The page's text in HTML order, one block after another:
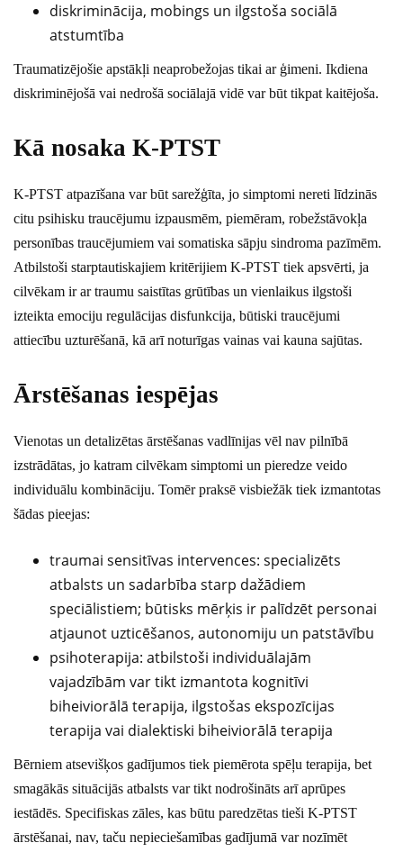
diskriminācija, mobings un ilgstoša sociālā
atstumtība
Traumatizējošie apstākļi neaprobežojas tikai ar ģimeni. Ikdiena
diskriminējošā vai nedrošā sociālajā vidē var būt tikpat kaitējoša.
Kā nosaka K-PTST
K-PTST atpazīšana var būt sarežģīta, jo simptomi nereti līdzinās
citu psihisku traucējumu izpausmēm, piemēram, robežstāvokļa
personības traucējumiem vai somatiska sāpju sindroma pazīmēm.
Atbilstoši starptautiskajiem kritērijiem K-PTST tiek apsvērti, ja
cilvēkam ir ar traumu saistītas grūtības un vienlaikus ilgstoši
izteikta emociju regulācijas disfunkcija, būtiski traucējumi
attiecību uzturēšanā, kā arī noturīgas vainas vai kauna sajūtas.
Ārstēšanas iespējas
Vienotas un detalizētas ārstēšanas vadlīnijas vēl nav pilnībā
izstrādātas, jo katram cilvēkam simptomi un pieredze veido
individuālu kombināciju. Tomēr praksē visbiežāk tiek izmantotas
šādas pieejas:
traumai sensitīvas intervences: specializēts
atbalsts un sadarbība starp dažādiem
speciālistiem; būtisks mērķis ir palīdzēt personai
atjaunot uzticēšanos, autonomiju un patstāvību
psihoterapija: atbilstoši individuālajām
vajadzībām var tikt izmantota kognitīvi
biheiviorālā terapija, ilgstošas ekspozīcijas
terapija vai dialektiski biheiviorālā terapija
Bērniem atsevišķos gadījumos tiek piemērota spēļu terapija, bet
smagākās situācijās atbalsts var tikt nodrošināts arī aprūpes
iestādēs. Specifiskas zāles, kas būtu paredzētas tieši K-PTST
ārstēšanai, nav, taču nepieciešamības gadījumā var nozīmēt